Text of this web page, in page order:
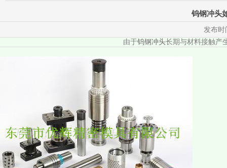
钨钢冲头
发布
由于钨钢冲头长期与材料接触产